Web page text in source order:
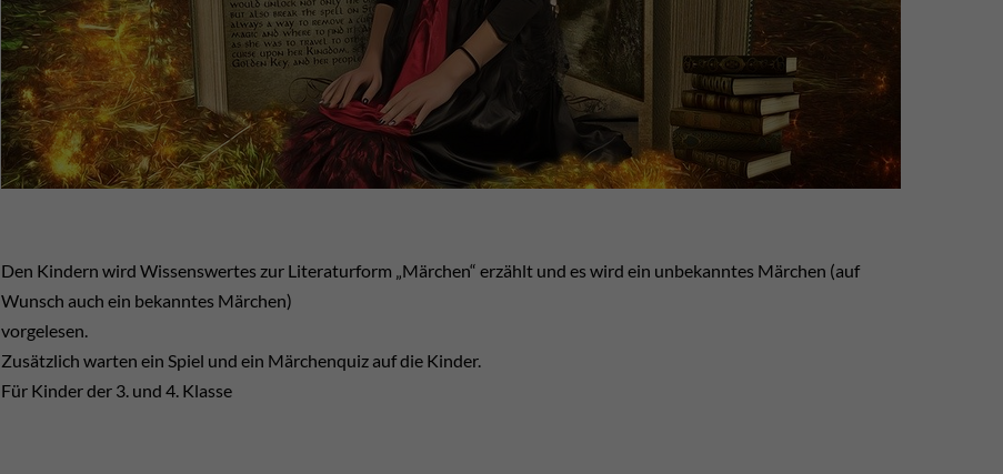
Den Kindern wird Wissenswertes zur Literaturform „Märchen“ erzählt und es wird ein unbekanntes Märchen (auf
Wunsch auch ein bekanntes Märchen)
vorgelesen.
Zusätzlich warten ein Spiel und ein Märchenquiz auf die Kinder.
Für Kinder der 3. und 4. Klasse